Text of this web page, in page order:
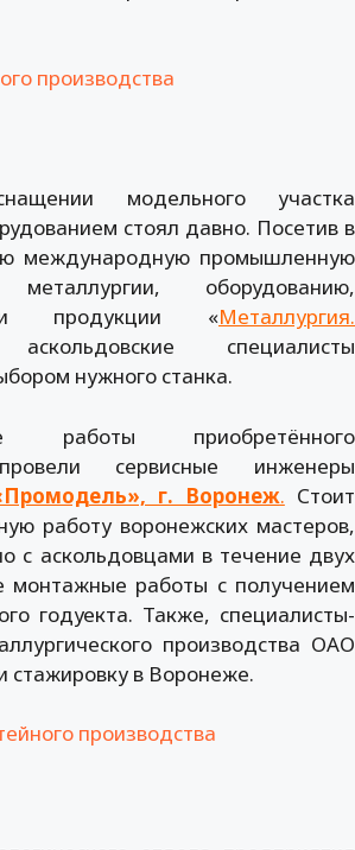
модельного участка
стоял давно. Посетив в
международную промышленную
оборудованию,
и продукции «Металлургия.
специалисты
нужного станка.
работы приобретённого
сервисные инженеры
г. Воронеж. Стоит
работу воронежских мастеров,
с аскольдовцами в течение двух
монтажные работы с получением
годуекта. Также, специалисты-
производства ОАО
стажировку в Воронеже.